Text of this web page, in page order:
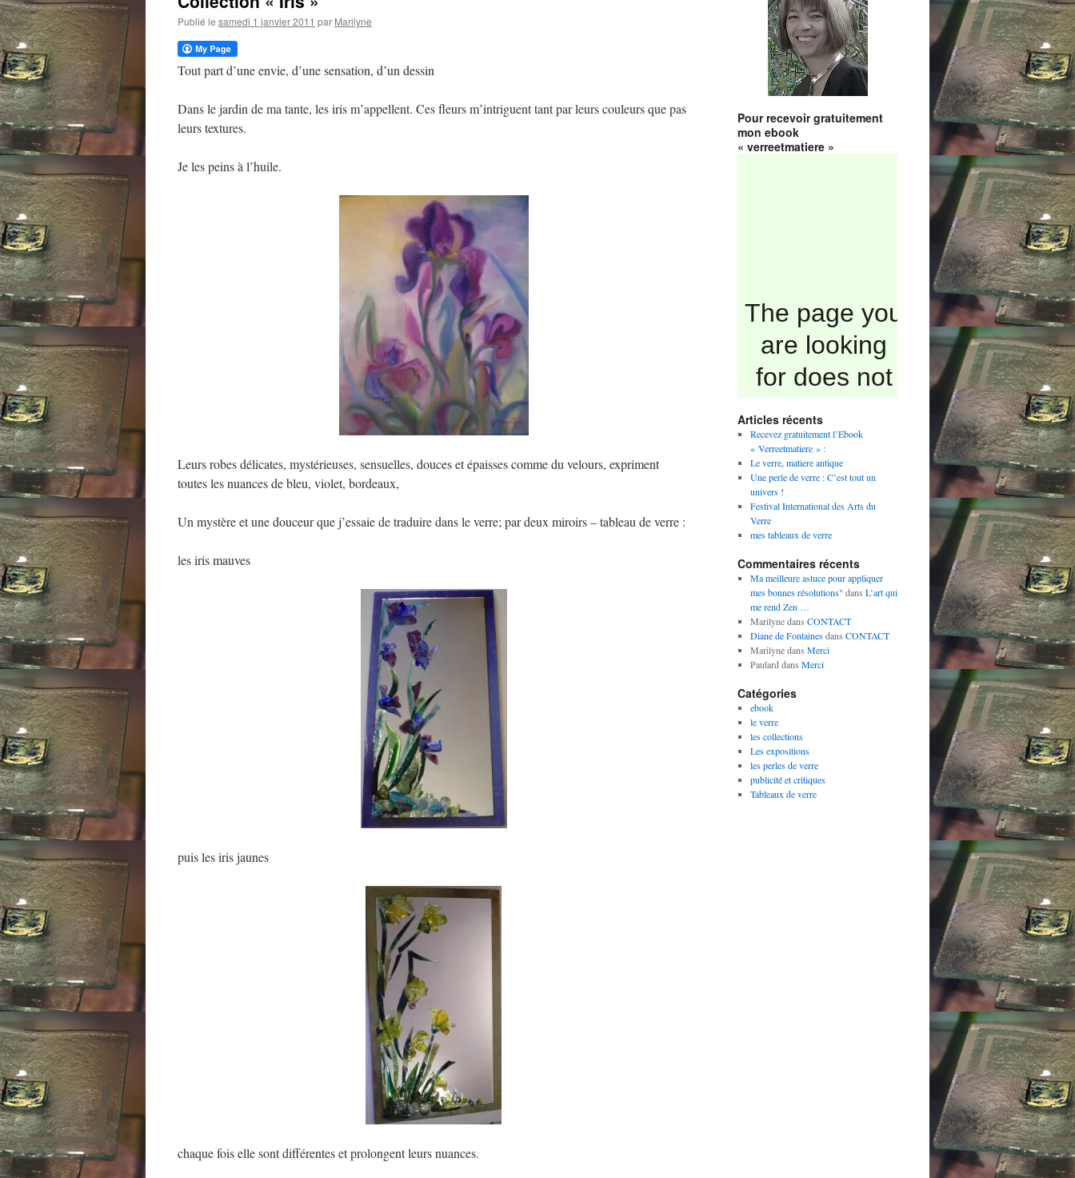
Publié le samedi 1 janvier 2011 par Marilyne
Tout part d’une envie, d’une sensation, d’un dessin
Dans le jardin de ma tante, les iris m’appellent. Ces fleurs m’intriguent tant par leurs couleurs que pas
leurs textures.
Je les peins à l’huile.
Leurs robes délicates, mystérieuses, sensuelles, douces et épaisses comme du velours, expriment
toutes les nuances de bleu, violet, bordeaux,
Un mystère et une douceur que j’essaie de traduire dans le verre; par deux miroirs – tableau de verre :
les iris mauves
puis les iris jaunes
chaque fois elle sont différentes et prolongent leurs nuances.
Pour recevoir gratuitement
mon ebook
« verreetmatiere »
Articles récents
Recevez gratuitement l’Ebook
« Verreetmatiere » :
Le verre, matiere antique
Une perle de verre : C’est tout un
univers !
Festival International des Arts du
Verre
mes tableaux de verre
Commentaires récents
Ma meilleure astuce pour appliquer
mes bonnes résolutions" dans L’art qui
me rend Zen …
Marilynedans CONTACT
Diane de Fontainesdans CONTACT
Marilynedans Merci
Paulard dans Merci
Catégories
ebook
le verre
les collections
Les expositions
les perles de verre
publicité et critiques
Tableaux de verre